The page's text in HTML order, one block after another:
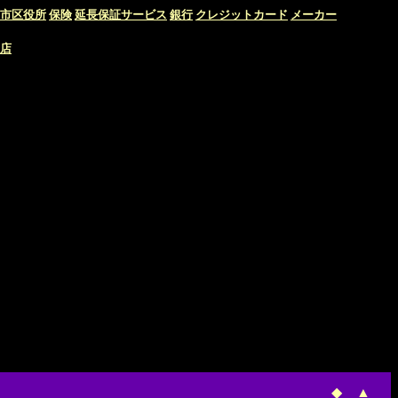
市区役所 保険 延長保証サービス 銀行 クレジットカード メーカー
◆ ▲